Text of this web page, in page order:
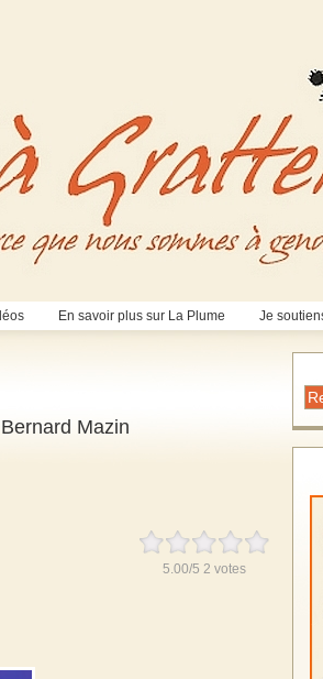
En savoir plus sur La Plume Je
Mazin
5.00/5 2 votes